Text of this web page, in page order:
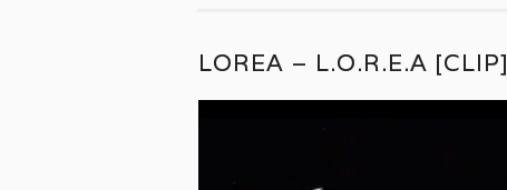
LOREA – L.O.R.E.A [CLIP]